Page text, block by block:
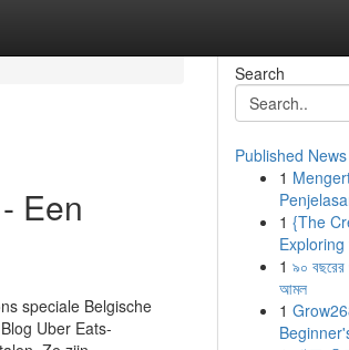
Een
speciale Belgische
Uber Eats-
Search
Published News
1
1 {The
1 ৯০ বছরের
আমল
1